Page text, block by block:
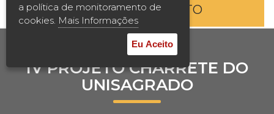
2ª Graduação
Transferência
Reingresso
Prouni
ENTRE EM CONTATO
IV PROJETO CHARRETE DO
UNISAGRADO
a política de monitoramento de
cookies. Mais Informações
Eu Aceito